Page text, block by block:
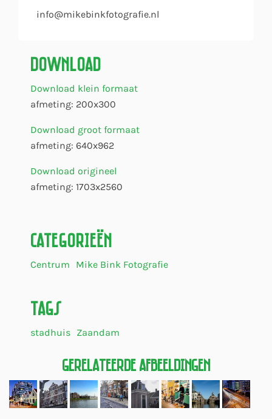
info@mikebinkfotografie.nl
Download
Download klein formaat
afmeting: 200x300
Download groot formaat
afmeting: 640x962
Download origineel
afmeting: 1703x2560
Categorieën
Centrum Mike Bink Fotografie
Tags
stadhuis Zaandam
Gerelateerde Afbeeldingen